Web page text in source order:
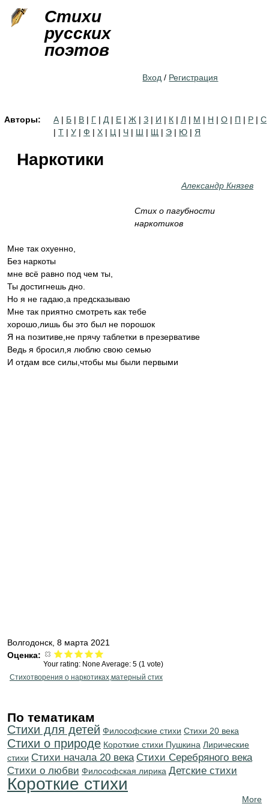
Стихи
русских
поэтов
Вход / Регистрация
Авторы: А | Б | В | Г | Д | Е | Ж | З | И | К | Л | М | Н | О | П | Р | С
| Т | У | Ф | Х | Ц | Ч | Ш | Щ | Э | Ю | Я
Наркотики
Александр Князев
Стих о пагубности
наркотиков
Мне так охуенно,
Без наркоты
мне всё равно под чем ты,
Ты достигнешь дно.
Но я не гадаю,а предсказываю
Мне так приятно смотреть как тебе
хорошо,лишь бы это был не порошок
Я на позитиве,не прячу таблетки в презервативе
Ведь я бросил,я люблю свою семью
И отдам все силы,чтобы мы были первыми
Волгодонск, 8 марта 2021
Оценка:
Your rating: None Average: 5 (1 vote)
Стихотворения о наркотиках,матерный стих
По тематикам
Стихи для детей Философские стихи Стихи 20 века
Стихи о природе Короткие стихи Пушкина Лирические
стихи Cтихи начала 20 века Cтихи Серебряного века
Стихи о любви Философская лирика Детские стихи
Короткие стихи
More